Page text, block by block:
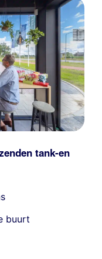
tank-en
buurt